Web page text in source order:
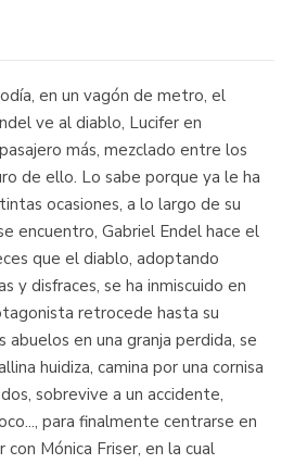
en un vagón de metro, el
ve al diablo, Lucifer en
más, mezclado entre los
de ello. Lo sabe porque ya le ha
ocasiones, a lo largo de su
encuentro, Gabriel Endel hace el
que el diablo, adoptando
y disfraces, se ha inmiscuido en
retrocede hasta su
abuelos en una granja perdida, se
huidiza, camina por una cornisa
sobrevive a un accidente,
para finalmente centrarse en
con Mónica Friser, en la cual